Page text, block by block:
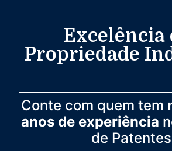
Excelência
Propriedade
Conte com quem tem
anos de experiência
de Patentes